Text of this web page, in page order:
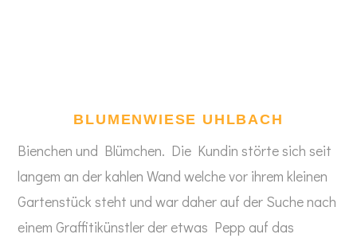
BLUMENWIESE UHLBACH
Bienchen und Blümchen. Die Kundin störte sich seit
langem an der kahlen Wand welche vor ihrem kleinen
Gartenstück steht und war daher auf der Suche nach
einem Graffitikünstler der etwas Pepp auf das